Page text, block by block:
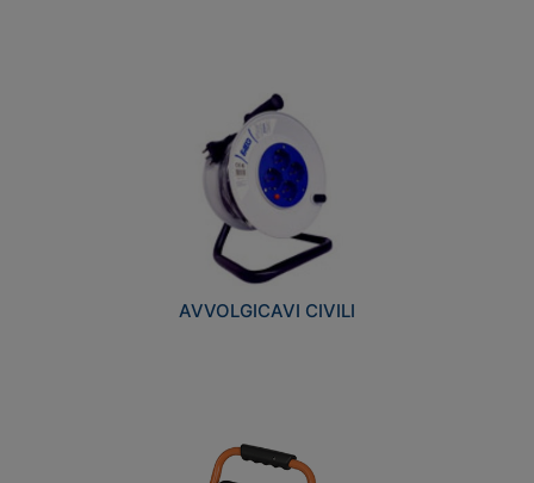
AVVOLGICAVI CIVILI